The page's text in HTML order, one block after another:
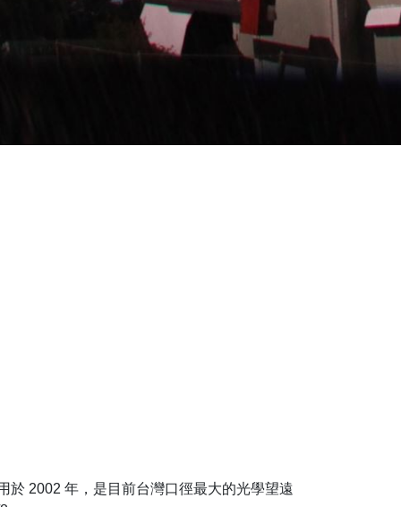
於 2002 年，是目前台灣口徑最大的光學望遠